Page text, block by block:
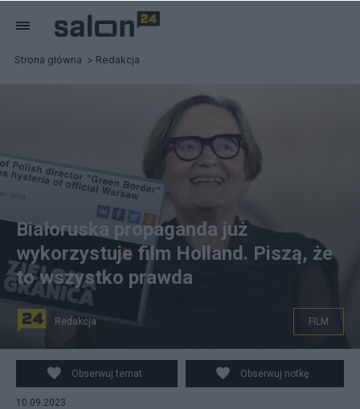
Strona główna Redakcja
Żaryn: białoruska propaganda zachwycona filmem
Agnieszki Holland, fot. PAP/EPA/ETTORE FERRARI
Białoruska propaganda już
wykorzystuje film Holland. Piszą, że
to wszystko prawda
Redakcja FILM
Obserwuj temat Obserwuj notkę
10.09.2023